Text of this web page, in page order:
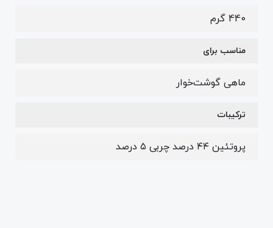
440 گرم
مناسب برای
ماهی گوشت‌خوار
ترکیبات
پروتئین ۴۴ درصد چربی ۵ درصد